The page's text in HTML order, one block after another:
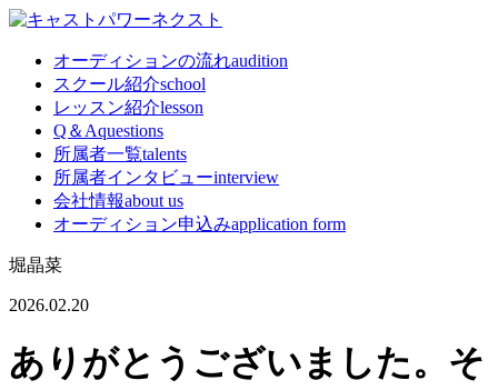
オーディションの流れaudition
スクール紹介school
レッスン紹介lesson
Q＆Aquestions
所属者一覧talents
所属者インタビューinterview
会社情報about us
オーディション申込みapplication form
堀晶菜
2026.02.20
ありがとうございました。そ